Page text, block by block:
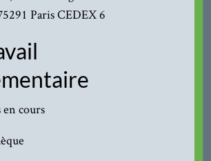
Paris CEDEX 6
en cours